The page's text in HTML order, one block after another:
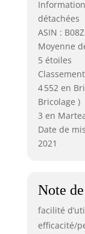
détachées
ASIN :
Moyenne
5 étoiles
4 552 en
Bricolage )
3 en
Date de
2021
Note
facilité
efficacité/